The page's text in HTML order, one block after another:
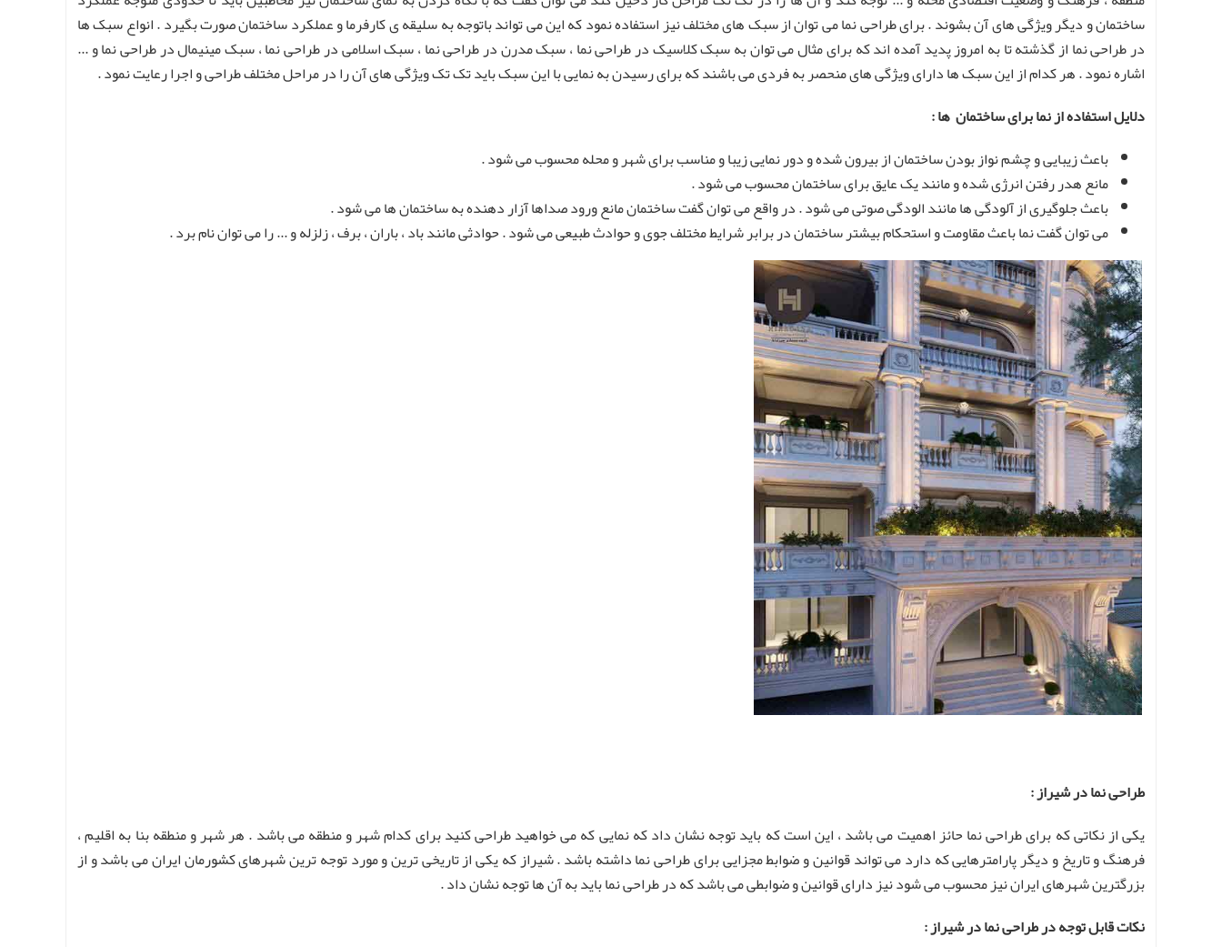
ساختمان و دیگر ویژگی های آن بشوند . برای طراحی نما می توان از سبک های مختلف نیز استفاده نمود که این می تواند باتوجه به سلیقه ی کارفرما و عملکرد ساختمان صورت بگیرد . انواع سبک ها
در طراحی نما از گذشته تا به امروز پدید آمده اند که برای مثال می توان به سبک کلاسیک در طراحی نما ، سبک مدرن در طراحی نما ، سبک اسلامی در طراحی نما ، سبک مینیمال در طراحی نما و ...
اشاره نمود . هر کدام از این سبک ها دارای ویژگی های منحصر به فردی می باشند که برای رسیدن به نمایی با این سبک باید تک تک ویژگی های آن را در مراحل مختلف طراحی و اجرا رعایت نمود .
دلایل استفاده از نما برای ساختمان ها :
باعث زیبایی و چشم نواز بودن ساختمان از بیرون شده و دور نمایی زیبا و مناسب برای شهر و محله محسوب می شود .
مانع هدر رفتن انرژی شده و مانند یک عایق برای ساختمان محسوب می شود .
باعث جلوگیری از آلودگی ها مانند الودگی صوتی می شود . در واقع می توان گفت ساختمان مانع ورود صداها آزار دهنده به ساختمان ها می شود .
می توان گفت نما باعث مقاومت و استحکام بیشتر ساختمان در برابر شرایط مختلف جوی و حوادث طبیعی می شود . حوادثی مانند باد ، باران ، برف ، زلزله و ... را می توان نام برد .
طراحی نما در شیراز :
یکی از نکاتی که برای طراحی نما حائز اهمیت می باشد ، این است که باید توجه نشان داد که نمایی که می خواهید طراحی کنید برای کدام شهر و منطقه می باشد . هر شهر و منطقه بنا به اقلیم ،
فرهنگ و تاریخ و دیگر پارامترهایی که دارد می تواند قوانین و ضوابط مجزایی برای طراحی نما داشته باشد . شیراز که یکی از تاریخی ترین و مورد توجه ترین شهرهای کشورمان ایران می باشد و از
بزرگترین شهرهای ایران نیز محسوب می شود نیز دارای قوانین و ضوابطی می باشد که در طراحی نما باید به آن ها توجه نشان داد .
نکات قابل توجه در طراحی نما در شیراز :